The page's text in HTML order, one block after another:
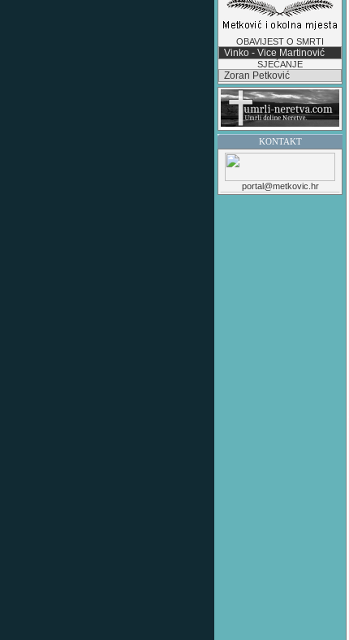
OBAVIJEST O SMRTI
Vinko - Vice Martinović
SJEĆANJE
Zoran Petković
KONTAKT
portal@metkovic.hr